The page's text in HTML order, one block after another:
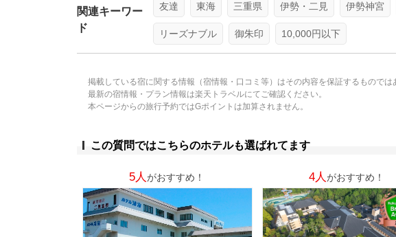
関連キーワー
ド
友達 東海 三重県 伊勢・二見 伊勢神宮
リーズナブル 御朱印 10,000円以下
掲載している宿に関する情報（宿情報・口コミ等）はその内容を保証するものでは
最新の宿情報・プラン情報は楽天トラベルにてご確認ください。
本ページからの旅行予約ではGポイントは加算されません。
この質問ではこちらのホテルも選ばれてます
5人がおすすめ！ 4人がおすすめ！